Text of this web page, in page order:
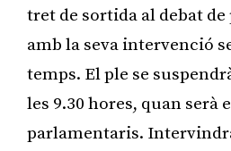
tret de sortida al debat
amb la seva intervenció
temps. El ple se
les 9.30 hores, quan serà
parlamentaris.